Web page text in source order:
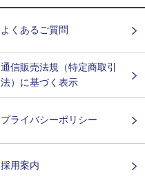
よくあるご質問
通信販売法規（特定商取引
法）に基づく表示
プライバシーポリシー
採用案内